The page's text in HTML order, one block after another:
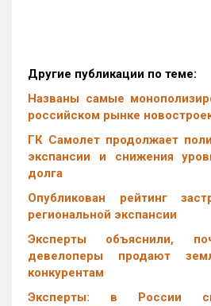
Другие публикации по теме:
Названы самые
российском рынке
ГК Самолет продолжает
экспансии и снижения
долга
Опубликован рейтинг
региональной экспансии
Эксперты объяснили,
девелоперы продают
конкурентам
Эксперты: в России